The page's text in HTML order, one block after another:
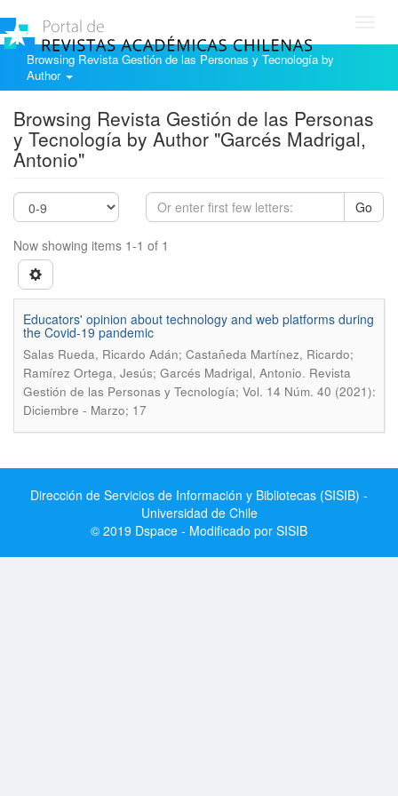
Browsing Revista Gestión de las Personas y Tecnología by
Author
Browsing Revista Gestión de las Personas
y Tecnología by Author "Garcés Madrigal,
Antonio"
Go
Now showing items 1-1 of 1
Educators' opinion about technology and web platforms during
the Covid-19 pandemic
Salas Rueda, Ricardo Adán; Castañeda Martínez, Ricardo;
Ramírez Ortega, Jesús; Garcés Madrigal, Antonio. Revista
Gestión de las Personas y Tecnología; Vol. 14 Núm. 40 (2021):
Diciembre - Marzo; 17
Dirección de Servicios de Información y Bibliotecas (SISIB) -
Universidad de Chile
© 2019 Dspace - Modificado por SISIB